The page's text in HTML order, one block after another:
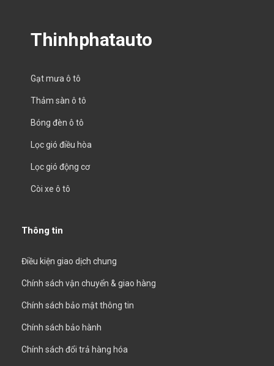
Thinhphatauto
Gạt mưa ô tô
Thảm sàn ô tô
Bóng đèn ô tô
Lọc gió điều hòa
Lọc gió động cơ
Còi xe ô tô
Thông tin
Điều kiện giao dịch chung
Chính sách vận chuyển & giao hàng
Chính sách bảo mật thông tin
Chính sách bảo hành
Chính sách đổi trả hàng hóa